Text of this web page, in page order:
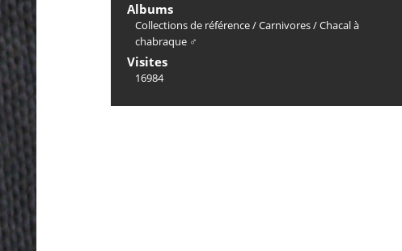
Albums
Collections de référence/Carnivores/Chacal à
chabraque ♂
Visites
16984